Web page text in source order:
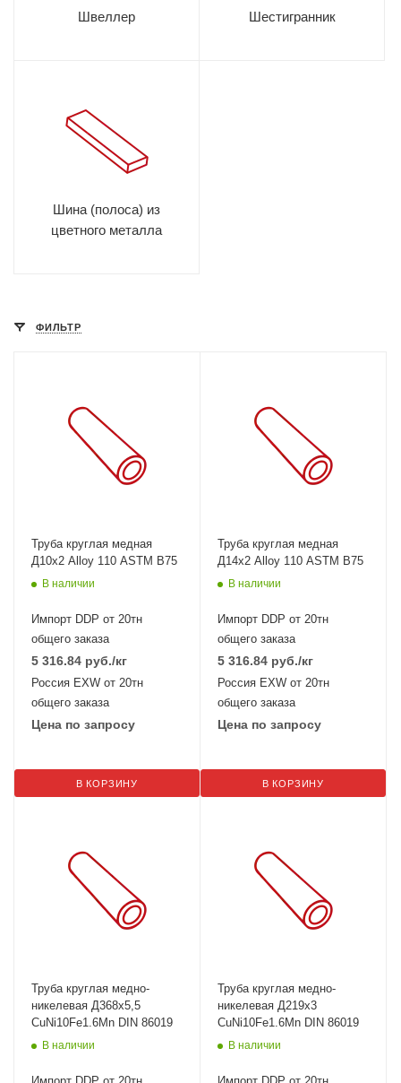
Швеллер Шестигранник
Шина (полоса) из
цветного металла
ФИЛЬТР
Труба круглая медная
Д10х2 Alloy 110 ASTM B75
В наличии
Импорт DDP от 20тн
общего заказа
5 316.84 руб./кг
Россия EXW от 20тн
общего заказа
Цена по запросу
В КОРЗИНУ
Труба круглая медная
Д14х2 Alloy 110 ASTM B75
В наличии
Импорт DDP от 20тн
общего заказа
5 316.84 руб./кг
Россия EXW от 20тн
общего заказа
Цена по запросу
В КОРЗИНУ
Труба круглая медно-
никелевая Д368х5,5
CuNi10Fe1.6Mn DIN 86019
В наличии
Труба круглая медно-
никелевая Д219х3
CuNi10Fe1.6Mn DIN 86019
В наличии